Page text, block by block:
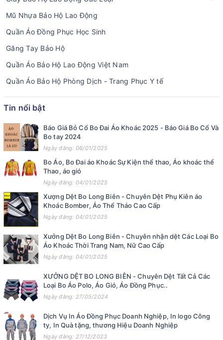
Mũ Nhựa Bảo Hộ Lao Động
Quần Áo Đồng Phục Học Sinh
Găng Tay Bảo Hộ
Quần Áo Bảo Hộ Lao Động Việt Nam
Quần Áo Bảo Hộ Phòng Dịch - Trang Phục Y tế
Tin nổi bật
Báo Giá Bỏ Cổ Bo Đai Áo Khoác 2025 - Báo Giá Bo Cổ Và
Bo tay 2024
Ngày đăng: 06/01/2025
Bo Áo, Bo Đai áo Khoác Sự Kiện thể thao, Áo khoác thể
Thao, áo gió
Ngày đăng: 04/01/2025
Xượng Dệt Bo Long Biên - Chuyên Dệt Phụ Kiên áo
Khoác Bomber, Áo Thể Tháo Cao Cấp
Ngày đăng: 04/01/2025
Xưởng Dệt Bo Long Biên - Chuyên nhận dệt Các Loại Bo
Áo Khoác Thời Trang Nam, Nữ Cao Cấp
Ngày đăng: 04/01/2025
XƯỞNG DỆT BO LONG BIÊN - Chuyên Dệt Tất Cả Các
Loại Bo Áo Polo, Áo Gió, Áo Đồng Phục..
Ngày đăng: 27/05/2024
Dịch Vụ In Áo Đồng Phục Doanh Nghiệp, In logo Công
ty, In Quà tặng, thương Hiệu Doanh Nghiệp
Ngày đăng: 27/12/2023